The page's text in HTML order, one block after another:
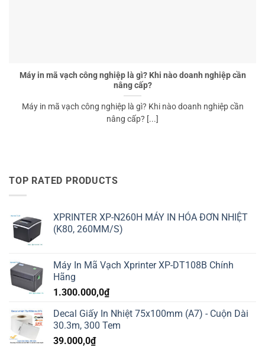
Máy in mã vạch công nghiệp là gì? Khi nào doanh nghiệp cần
nâng cấp?
Máy in mã vạch công nghiệp là gì? Khi nào doanh nghiệp cần
nâng cấp? [...]
TOP RATED PRODUCTS
XPRINTER XP-N260H MÁY IN HÓA ĐƠN NHIỆT
(K80, 260MM/S)
Máy In Mã Vạch Xprinter XP-DT108B Chính
Hãng
1.300.000,0₫
Decal Giấy In Nhiệt 75x100mm (A7) - Cuộn Dài
30.3m, 300 Tem
39.000,0₫